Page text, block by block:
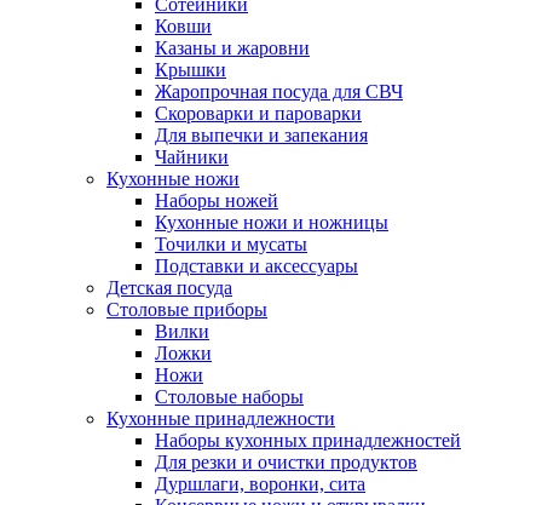
Сотейники
Ковши
Казаны и жаровни
Крышки
Жаропрочная посуда для СВЧ
Скороварки и пароварки
Для выпечки и запекания
Чайники
Кухонные ножи
Наборы ножей
Кухонные ножи и ножницы
Точилки и мусаты
Подставки и аксессуары
Детская посуда
Столовые приборы
Вилки
Ложки
Ножи
Столовые наборы
Кухонные принадлежности
Наборы кухонных принадлежностей
Для резки и очистки продуктов
Дуршлаги, воронки, сита